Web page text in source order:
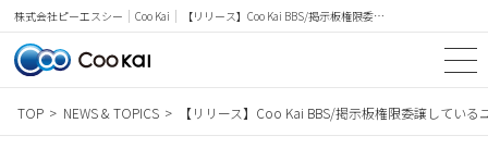
株式会社ピーエスシー Coo Kai 【リリース】Coo Kai BBS/掲示板権限委譲しているユーザーも、ガジェット生成画面にアクセスできるように
TOP
TOP NEWS & TOPICS 【リリース】Coo Kai BBS/掲示板権限委譲してい